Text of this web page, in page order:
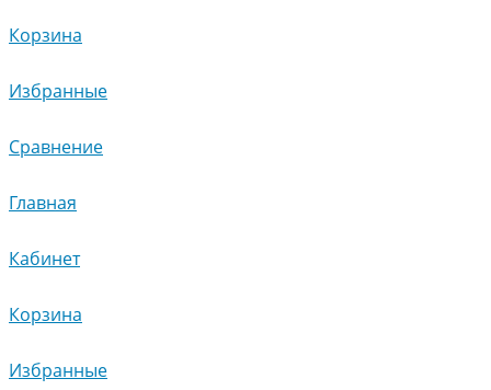
Корзина
Избранные
Сравнение
Главная
Кабинет
Корзина
Избранные